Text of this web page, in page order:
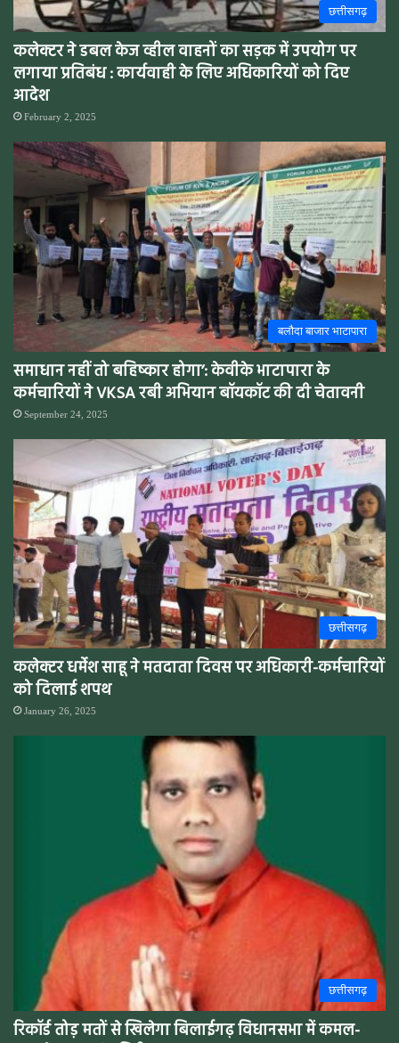
छत्तीसगढ़
कलेक्टर ने डबल केज व्हील वाहनों का सड़क में उपयोग पर
लगाया प्रतिबंध : कार्यवाही के लिए अधिकारियों को दिए
आदेश
February 2, 2025
बलौदा बाजार भाटापारा
समाधान नहीं तो बहिष्कार होगा’: केवीके भाटापारा के
कर्मचारियों ने VKSA रबी अभियान बॉयकॉट की दी चेतावनी
September 24, 2025
छत्तीसगढ़
कलेक्टर धर्मेश साहू ने मतदाता दिवस पर अधिकारी-कर्मचारियों
को दिलाई शपथ
January 26, 2025
छत्तीसगढ़
रिकॉर्ड तोड़ मतों से खिलेगा बिलाईगढ़ विधानसभा में कमल-